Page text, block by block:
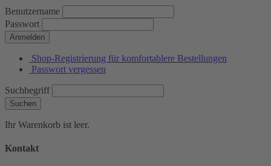
Benutzername
Passwort
Anmelden
Shop-Registrierung für komfortablere Bestellungen
Passwort vergessen
Suchbegriff
Suchen
Ihr Warenkorb ist leer.
Kontakt